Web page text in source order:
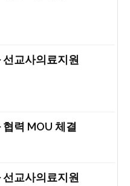
교사의료지원
력 MOU 체결
교사의료지원